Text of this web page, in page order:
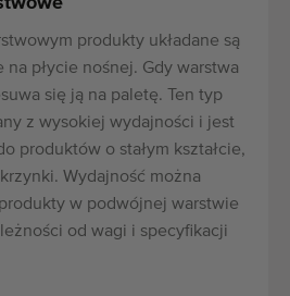
produkty układane są
płycie nośnej. Gdy warstwa
się ją na paletę. Ten typ
z wysokiej wydajności i jest
produktów o stałym kształcie,
Wydajność można
w podwójnej warstwie
od wagi i specyfikacji